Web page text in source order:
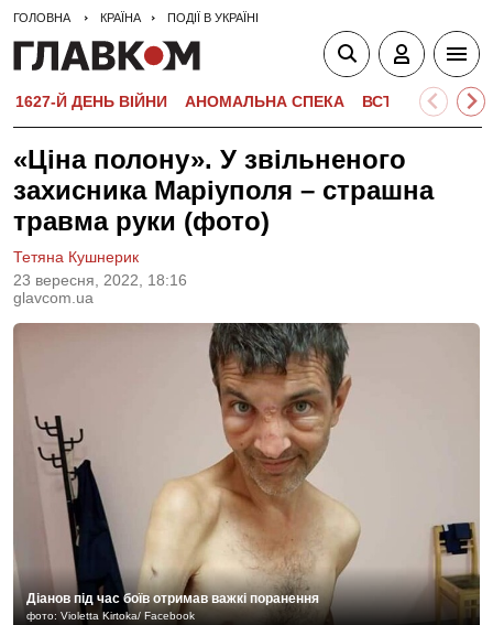
ГОЛОВНА КРАЇНА ПОДІЇ В УКРАЇНІ
1627-Й ДЕНЬ ВІЙНИ АНОМАЛЬНА СПЕКА ВСТУПНА
«Ціна полону». У звільненого
захисника Маріуполя – страшна
травма руки (фото)
23 вересня, 2022, 18:16
glavcom.ua
Тетяна Кушнерик
Діанов під час боїв отримав важкі поранення
фото: Violetta Kirtoka/ Facebook